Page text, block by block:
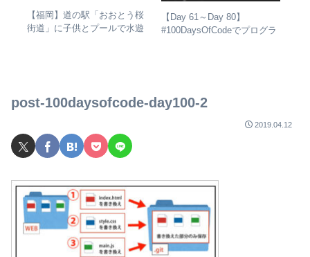
【福岡】道の駅「おおとう桜
街道」に子供とプールで水遊
【Day 61～Day 80】
#100DaysOfCodeでプログラ
post-100daysofcode-day100-2
2019.04.12